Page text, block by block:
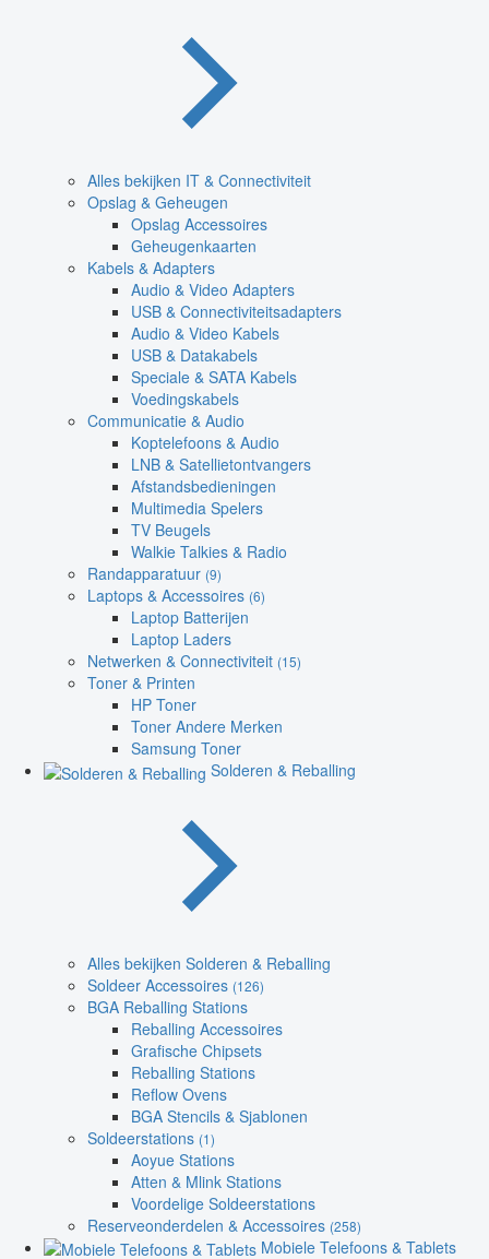
Alles bekijken IT & Connectiviteit
Opslag & Geheugen
Opslag Accessoires
Geheugenkaarten
Kabels & Adapters
Audio & Video Adapters
USB & Connectiviteitsadapters
Audio & Video Kabels
USB & Datakabels
Speciale & SATA Kabels
Voedingskabels
Communicatie & Audio
Koptelefoons & Audio
LNB & Satellietontvangers
Afstandsbedieningen
Multimedia Spelers
TV Beugels
Walkie Talkies & Radio
Randapparatuur (9)
Laptops & Accessoires (6)
Laptop Batterijen
Laptop Laders
Netwerken & Connectiviteit (15)
Toner & Printen
HP Toner
Toner Andere Merken
Samsung Toner
Solderen & Reballing
Alles bekijken Solderen & Reballing
Soldeer Accessoires (126)
BGA Reballing Stations
Reballing Accessoires
Grafische Chipsets
Reballing Stations
Reflow Ovens
BGA Stencils & Sjablonen
Soldeerstations (1)
Aoyue Stations
Atten & Mlink Stations
Voordelige Soldeerstations
Reserveonderdelen & Accessoires (258)
Mobiele Telefoons & Tablets